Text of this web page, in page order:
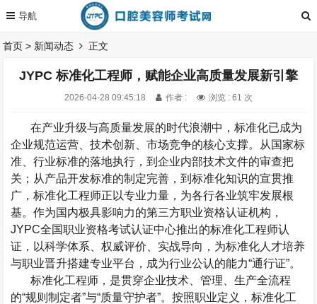
首页 > 新闻动态 正文
JYPC 标准化工程师，赋能企业高质量发展新引擎
2026-04-28 09:45:18 作者 : 浏览 : 61 次
在产业升级与高质量发展的时代浪潮中，标准化已成为
企业规范运营、技术创新、市场竞争的核心支撑。从国家标
准、行业标准的落地执行，到企业内部技术文件的审查把
关；从产品开发标准的制定完善，到标准化知识的宣贯推
广，标准化工程师正以专业力量，为各行各业筑牢发展根
基。作为国内极具影响力的第三方职业资格认证机构，
JYPC全国职业资格考试认证中心推出的标准化工程师认
证，以科学体系、权威评价、实战导向，为标准化人才培养
与职业晋升搭建专业平台，成为行业公认的能力“通行证”。
标准化工程师，是贯穿企业技术、管理、生产全流程
的“规则制定者”与“质量守护者”。按照职业定义，标准化工